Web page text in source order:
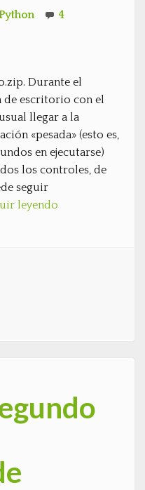
4
Durante el
de escritorio con el
llegar a la
«pesada» (esto es,
en ejecutarse)
los controles, de
seguir
leyendo